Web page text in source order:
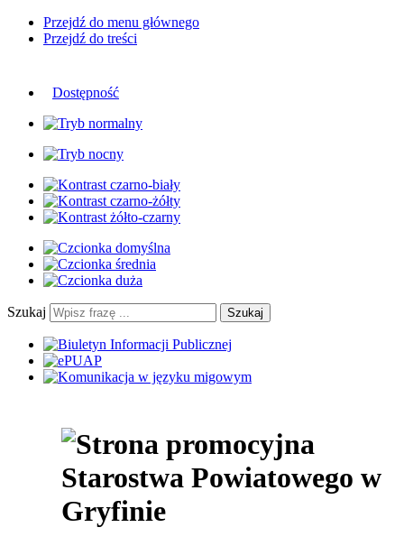
Przejdź do menu głównego
Przejdź do treści
Dostępność
Szukaj Szukaj